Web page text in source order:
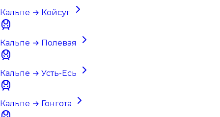
Кальпе → Койсуг
Кальпе → Полевая
Кальпе → Усть-Есь
Кальпе → Гонгота